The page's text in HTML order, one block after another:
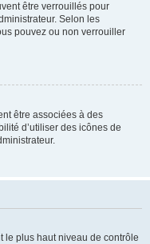
être verrouillés pour
Selon les
pouvez ou non verrouiller
être associées à des
d’utiliser des icônes de
le plus haut niveau de contrôle